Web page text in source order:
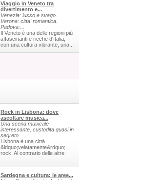
Viaggio in Veneto tra
divertimento e...
Venezia: lusso e svago.
Verona: citta' romantica.
Padova:...
Il Veneto è una delle regioni più
affascinanti e ricche d'Italia,
con una cultura vibrante, una...
Rock in Lisbona: dove
ascoltare musica...
Una scena musicale
interessante, custodita quasi in
segreto
Lisbona è una città
&ldquo;velatamente&rdquo;
rock. Al contrario delle altre
Sardegna e cultura: le aree...